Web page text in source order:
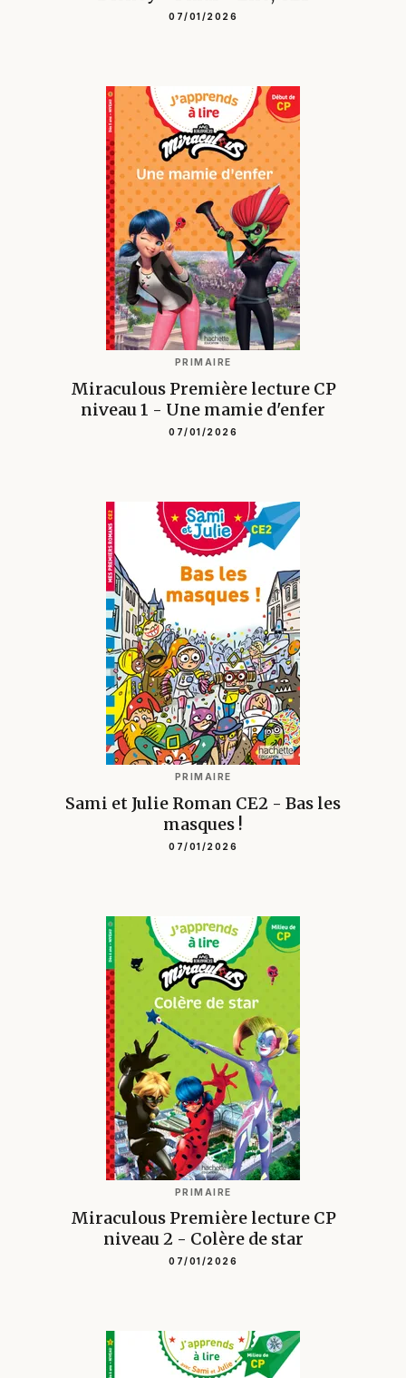
07/01/2026
PRIMAIRE
Miraculous Première lecture CP
niveau 1 - Une mamie d'enfer
07/01/2026
PRIMAIRE
Sami et Julie Roman CE2 - Bas les
masques !
07/01/2026
PRIMAIRE
Miraculous Première lecture CP
niveau 2 - Colère de star
07/01/2026